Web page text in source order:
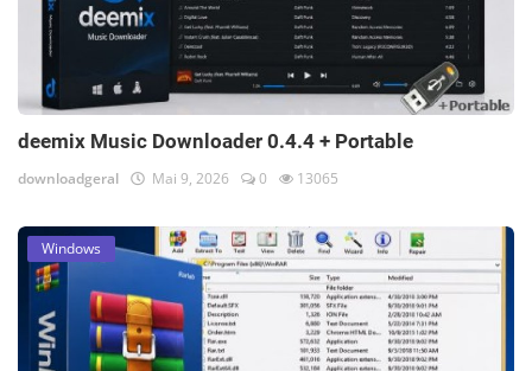
deemix Music Downloader 0.4.4 + Portable
downloadgeral Mai 9, 2026 0 13065
Windows